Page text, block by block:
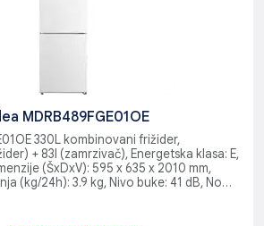
MDRB489FGE01OE
330L kombinovani frižider,
+ 83l (zamrzivač), Energetska klasa: E,
(ŠxDxV): 595 x 635 x 2010 mm,
(kg/24h): 3.9 kg, Nivo buke: 41 dB, No